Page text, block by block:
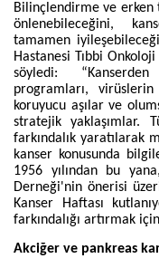
Bilinçlendirme ve erken
önlenebileceğini,
tamamen
Hastanesi Tıbbi Onkoloji
söyledi:
programları,
koruyucu aşılar ve
stratejik yaklaşımlar.
farkındalık yaratılarak
kanser konusunda
1956 yılından bu
Derneği'nin önerisi
Kanser Haftası
farkındalığı artırmak
Akciğer ve pankreas